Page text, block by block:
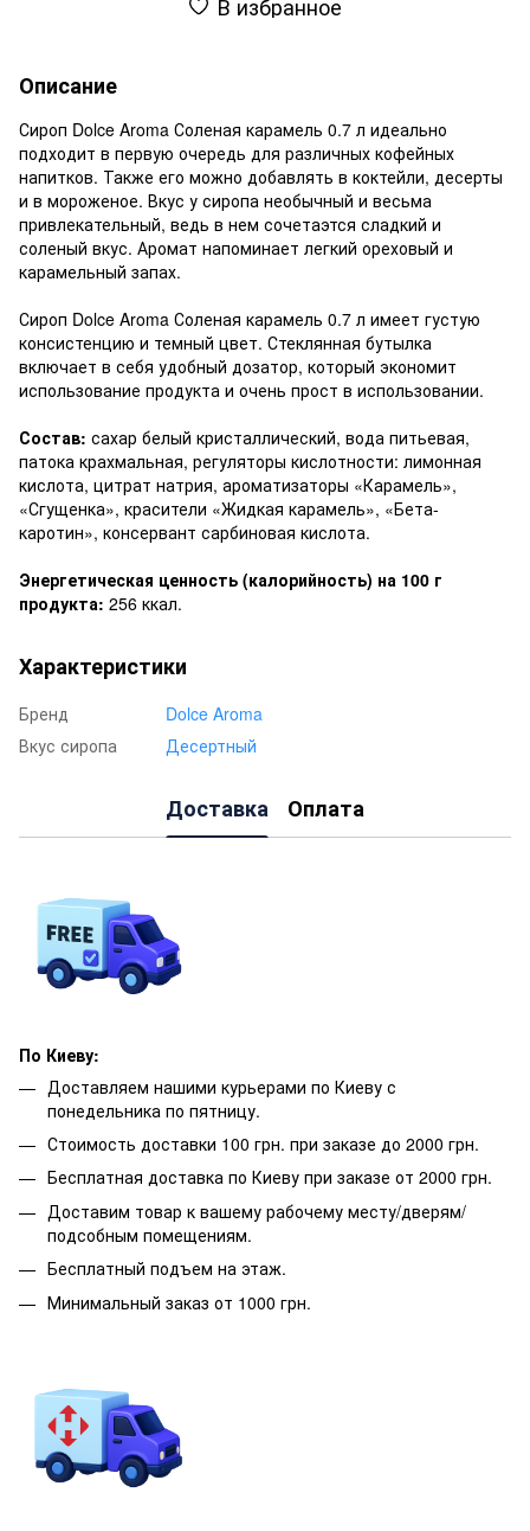
Описание
Сироп Dolce Aroma Соленая карамель 0.7 л идеально
подходит в первую очередь для различных кофейных
напитков. Также его можно добавлять в коктейли, десерты
и в мороженое. Вкус у сиропа необычный и весьма
привлекательный, ведь в нем сочетаэтся сладкий и
соленый вкус. Аромат напоминает легкий ореховый и
карамельный запах.
Сироп Dolce Aroma Соленая карамель 0.7 л имеет густую
консистенцию и темный цвет. Стеклянная бутылка
включает в себя удобный дозатор, который экономит
использование продукта и очень прост в использовании.
Состав: сахар белый кристаллический, вода питьевая,
патока крахмальная, регуляторы кислотности: лимонная
кислота, цитрат натрия, ароматизаторы «Карамель»,
«Сгущенка», красители «Жидкая карамель», «Бета-
каротин», консервант сарбиновая кислота.
Энергетическая ценность (калорийность) на 100 г
продукта: 256 ккал.
Характеристики
Бренд
Dolce Aroma
Вкус сиропа
Десертный
Доставка Оплата
По Киеву:
Доставляем нашими курьерами по Киеву с
понедельника по пятницу.
Стоимость доставки 100 грн. при заказе до 2000 грн.
Бесплатная доставка по Киеву при заказе от 2000 грн.
Доставим товар к вашему рабочему месту/дверям/
подсобным помещениям.
Бесплатный подъем на этаж.
Минимальный заказ от 1000 грн.